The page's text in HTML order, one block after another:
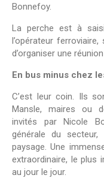
Bonnefoy.
La perche est à
l’opérateur
d’organiser une
En bus minus chez
C’est leur coin. Ils
Mansle, maires ou
invités par Nicole
générale du
paysage. Une
extraordinaire, le plus
au jour le jour.